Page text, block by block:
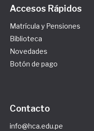
Accesos Rápidos
Matrícula y Pensiones
Biblioteca
Novedades
Botón de pago
Contacto
info@hca.edu.pe